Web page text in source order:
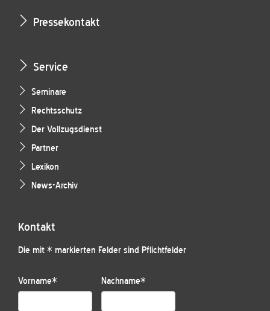
Pressekontakt
Service
Seminare
Rechtsschutz
Der Vollzugsdienst
Partner
Lexikon
News-Archiv
Kontakt
Die mit * markierten Felder sind Pflichtfelder
Vorname* Nachname*